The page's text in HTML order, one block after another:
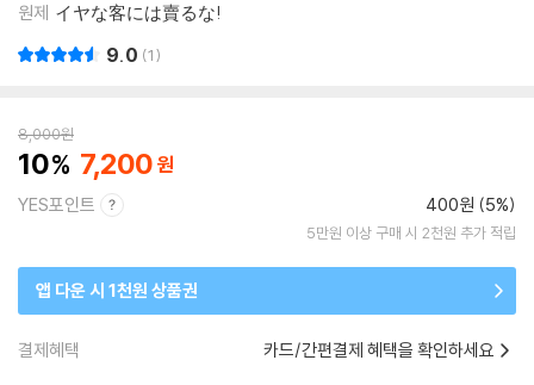
원제 イヤな客には賣るな!
9.0 1
8,000원
10 7,200
YES포인트 400원 (5%)
5만원 이상 구매 시 2천원 추가 적립
앱 다운 시 1천원 상품권
결제혜택 카드/간편결제 혜택을 확인하세요